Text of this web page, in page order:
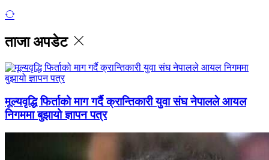
ताजा अपडेट
मूल्यवृद्धि फिर्ताको माग गर्दै क्रान्तिकारी युवा संघ नेपालले आयल
निगममा बुझायो ज्ञापन पत्र